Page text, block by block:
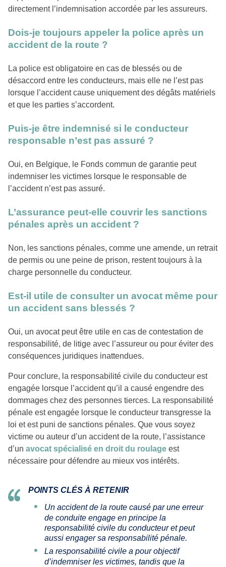
directement l’indemnisation accordée par les assureurs.
Dois-je toujours appeler la police après un
accident de la route ?
La police est obligatoire en cas de blessés ou de
désaccord entre les conducteurs, mais elle ne l’est pas
lorsque l’accident cause uniquement des dégâts matériels
et que les parties s’accordent.
Puis-je être indemnisé si le conducteur
responsable n’est pas assuré ?
Oui, en Belgique, le Fonds commun de garantie peut
indemniser les victimes lorsque le responsable de
l’accident n’est pas assuré.
L’assurance peut-elle couvrir les sanctions
pénales après un accident ?
Non, les sanctions pénales, comme une amende, un retrait
de permis ou une peine de prison, restent toujours à la
charge personnelle du conducteur.
Est-il utile de consulter un avocat même pour
un accident sans blessés ?
Oui, un avocat peut être utile en cas de contestation de
responsabilité, de litige avec l’assureur ou pour éviter des
conséquences juridiques inattendues.
Pour conclure, la responsabilité civile du conducteur est
engagée lorsque l’accident qu’il a causé engendre des
dommages chez des personnes tierces. La responsabilité
pénale est engagée lorsque le conducteur transgresse la
loi et est puni de sanctions pénales. Que vous soyez
victime ou auteur d’un accident de la route, l’assistance
d’un avocat spécialisé en droit du roulage est
nécessaire pour défendre au mieux vos intérêts.
POINTS CLÉS À RETENIR
Un accident de la route causé par une erreur
de conduite engage en principe la
responsabilité civile du conducteur et peut
aussi engager sa responsabilité pénale.
La responsabilité civile a pour objectif
d’indemniser les victimes, tandis que la